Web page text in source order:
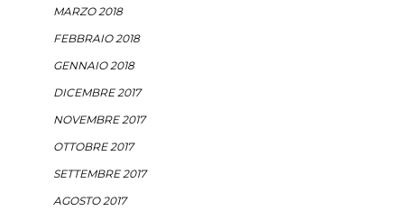
MARZO 2018
FEBBRAIO 2018
GENNAIO 2018
DICEMBRE 2017
NOVEMBRE 2017
OTTOBRE 2017
SETTEMBRE 2017
AGOSTO 2017